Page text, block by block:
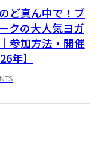
ど真ん中で！ブ
クの大人気ヨガ
参加方法・開催
年】